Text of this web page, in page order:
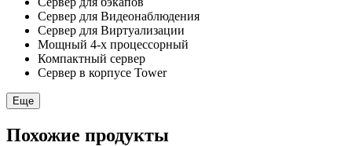
Сервер для Видеонаблюдения
Сервер для Виртуализации
Мощный 4-х процессорный
Компактный сервер
Сервер в корпусе Tower
Еще
Похожие продукты